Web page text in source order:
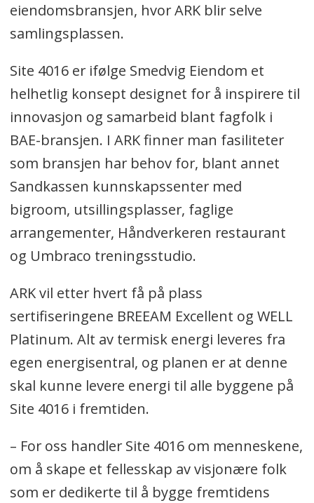
eiendomsbransjen, hvor ARK blir selve
samlingsplassen.
Site 4016 er ifølge Smedvig Eiendom et
helhetlig konsept designet for å inspirere til
innovasjon og samarbeid blant fagfolk i
BAE-bransjen. I ARK finner man fasiliteter
som bransjen har behov for, blant annet
Sandkassen kunnskapssenter med
bigroom, utsillingsplasser, faglige
arrangementer, Håndverkeren restaurant
og Umbraco treningsstudio.
ARK vil etter hvert få på plass
sertifiseringene BREEAM Excellent og WELL
Platinum. Alt av termisk energi leveres fra
egen energisentral, og planen er at denne
skal kunne levere energi til alle byggene på
Site 4016 i fremtiden.
– For oss handler Site 4016 om menneskene,
om å skape et fellesskap av visjonære folk
som er dedikerte til å bygge fremtidens